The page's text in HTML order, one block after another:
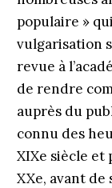
populaire »
vulgarisation
revue à
de rendre
auprès du
connu des
XIXe siècle
XXe, avant de